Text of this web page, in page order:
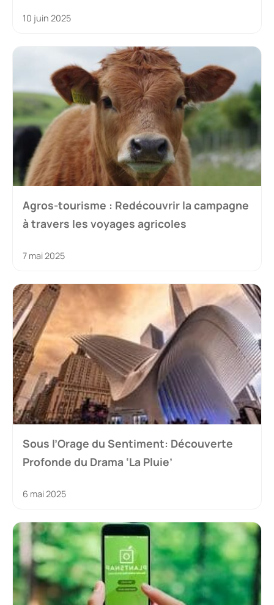
10 juin 2025
Agros-tourisme : Redécouvrir la campagne
à travers les voyages agricoles
7 mai 2025
Sous l’Orage du Sentiment: Découverte
Profonde du Drama ‘La Pluie’
6 mai 2025